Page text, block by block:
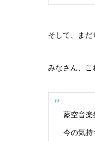
そして、まだ
みなさん、こ
藍空音楽
今の気持